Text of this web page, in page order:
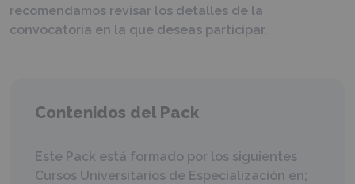
recomendamos revisar los detalles de la
convocatoria en la que deseas participar.
Contenidos del Pack
Este Pack está formado por los siguientes
Cursos Universitarios de Especialización en;